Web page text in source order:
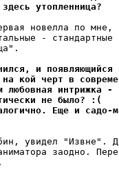
утопленница?
новелла по мне,
- стандартные
и появляющийся
кой черт в
любовная интрижка -
не было? :(
Еще и садо-
увидел "Извне".
заодно.